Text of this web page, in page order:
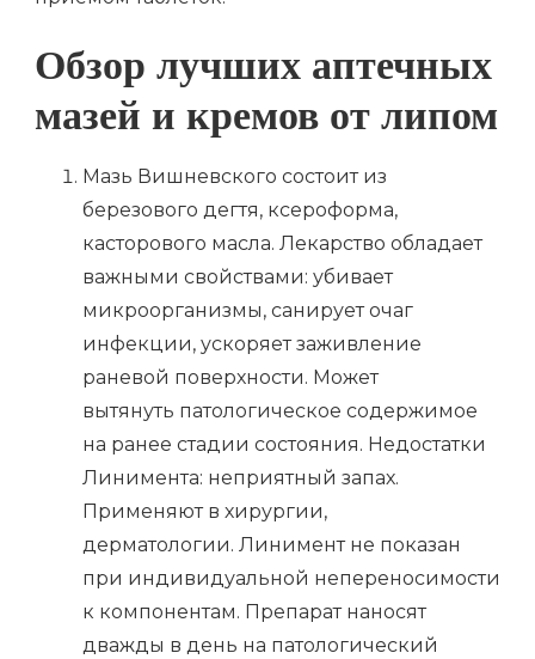
Обзор лучших аптечных
мазей и кремов от липом
Мазь Вишневского состоит из
березового дегтя, ксероформа,
касторового масла. Лекарство обладает
важными свойствами: убивает
микроорганизмы, санирует очаг
инфекции, ускоряет заживление
раневой поверхности. Может
вытянуть патологическое содержимое
на ранее стадии состояния. Недостатки
Линимента: неприятный запах.
Применяют в хирургии,
дерматологии. Линимент не показан
при индивидуальной непереносимости
к компонентам. Препарат наносят
дважды в день на патологический